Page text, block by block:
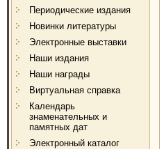
Периодические издания
Новинки литературы
Электронные выставки
Наши издания
Наши награды
Виртуальная справка
Календарь
знаменательных и
памятных дат
Электронный каталог